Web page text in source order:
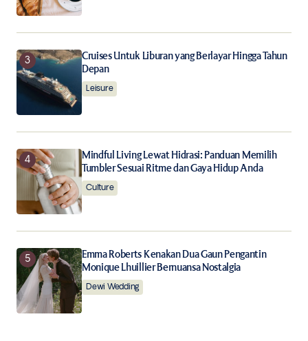
Cruises Untuk Liburan yang Berlayar Hingga Tahun
Depan
Leisure
Mindful Living Lewat Hidrasi: Panduan Memilih
Tumbler Sesuai Ritme dan Gaya Hidup Anda
Culture
Emma Roberts Kenakan Dua Gaun Pengantin
Monique Lhuillier Bernuansa Nostalgia
Dewi Wedding